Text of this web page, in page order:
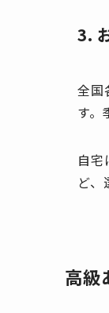
3.
全国
す。
自宅
ど
高級